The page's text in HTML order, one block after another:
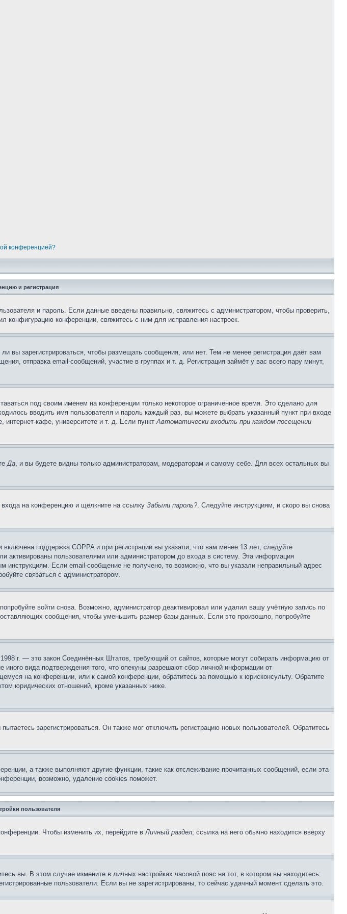
конференцией?
и регистрация
и пароль. Если данные введены правильно, свяжитесь с администратором, чтобы проверить,
конфигурацию конференции, свяжитесь с ним для исправления настроек.
вы зарегистрироваться, чтобы размещать сообщения, или нет. Тем не менее регистрация даёт вам
отправка email-сообщений, участие в группах и т. д. Регистрация займёт у вас всего пару минут,
под своим именем на конференции только некоторое ограниченное время. Это сделано для
вводить имя пользователя и пароль каждый раз, вы можете выбрать указанный пункт при входе
кафе, университете и т. д. Если пунктАвтоматически входить при каждом посещении
Да, и вы будете видны только администраторам, модераторам и самому себе. Для всех остальных вы
входа на конференцию и щёлкните на ссылку Забыли пароль?. Следуйте инструкциям, и скоро вы снова
поддержка COPPA и при регистрации вы указали, что вам менее 13 лет, следуйте
активированы пользователями или администратором до входа в систему. Эта информация
Если email-сообщение не получено, то возможно, что вы указали неправильный адрес
связаться с администратором.
войти снова. Возможно, администратор деактивировал или удалил вашу учётную запись по
сообщения, чтобы уменьшить размер базы данных. Если это произошло, попробуйте
г. — это закон Соединённых Штатов, требующий от сайтов, которые могут собирать информацию от
вида подтверждения того, что опекуны разрешают сбор личной информации от
на конференции, или к самой конференции, обратитесь за помощью к юрисконсульту. Обратите
юридических отношений, кроме указанных ниже.
зарегистрироваться. Он также мог отключить регистрацию новых пользователей. Обратитесь
а также выполняют другие функции, такие как отслеживание прочитанных сообщений, если эта
возможно, удаление cookies поможет.
пользователя
Чтобы изменить их, перейдите вЛичный раздел; ссылка на него обычно находится вверху
вы. В этом случае измените в личных настройках часовой пояс на тот, в котором вы находитесь:
пользователи. Если вы не зарегистрированы, то сейчас удачный момент сделать это.